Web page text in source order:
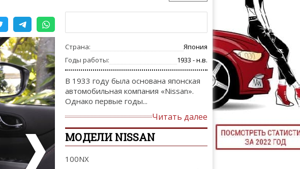
ТЮНИНГ
ТЮНИНГ
Страна:
Япония
Годы работы:
1933 - н.в.
В 1933 году была основана японская
автомобильная компания «Nissan».
Однако первые годы...
Читать далее
МОДЕЛИ NISSAN
100NX